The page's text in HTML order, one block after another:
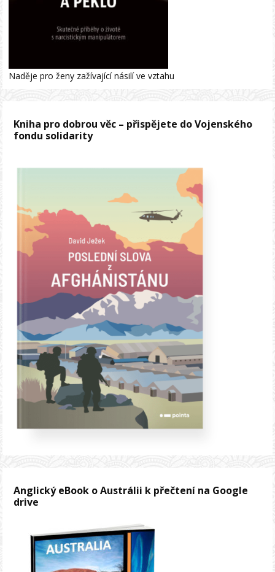
Naděje pro ženy zažívající násilí ve vztahu
Kniha pro dobrou věc – přispějete do Vojenského
fondu solidarity
Anglický eBook o Austrálii k přečtení na Google
drive